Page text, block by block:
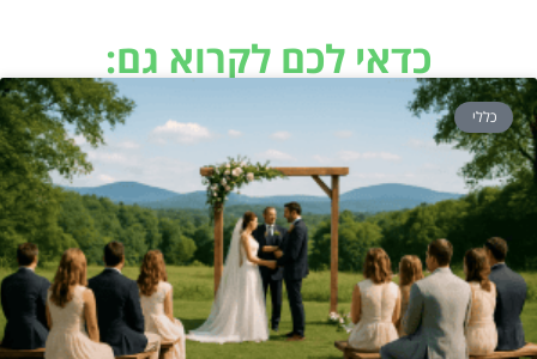
כדאי לכם לקרוא גם:
כללי